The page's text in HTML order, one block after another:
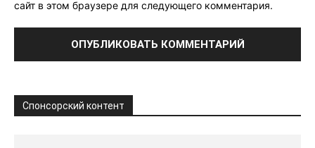
сайт в этом браузере для следующего комментария.
Спонсорский контент